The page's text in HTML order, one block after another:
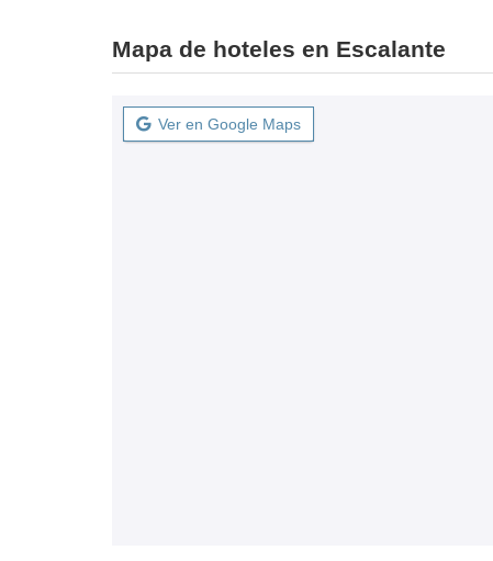
Mapa de hoteles en Escalante
Ver en Google Maps